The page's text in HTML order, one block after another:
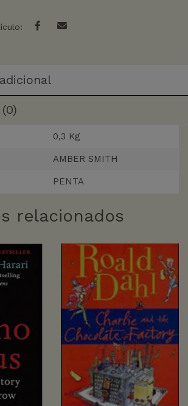
0,3 Kg
AMBER SMITH
PENTA
relacionados